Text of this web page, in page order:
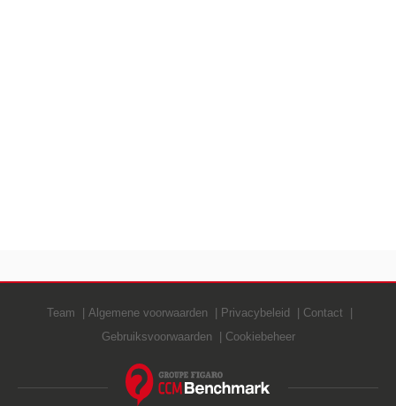
Team Algemene voorwaarden Privacybeleid
Contact
Gebruiksvoorwaarden
Cookiebeheer